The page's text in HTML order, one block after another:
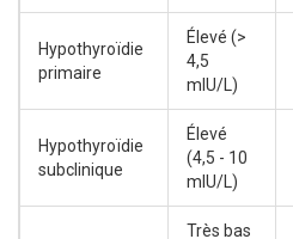
Hypothyroïdie
primaire
Élevé (>
4,5
mIU/L)
Hypothyroïdie
subclinique
Élevé
(4,5 - 10
mIU/L)
Très bas